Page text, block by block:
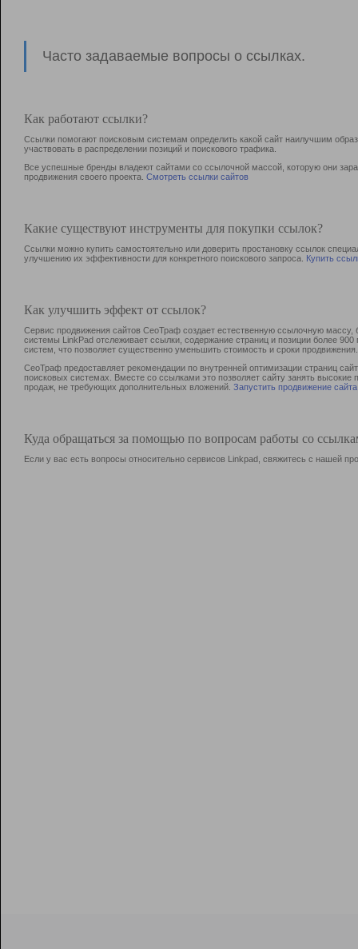
Часто задаваемые вопросы о ссылках.
Как работают ссылки?
Ссылки помогают поисковым системам определить какой сайт наилучшим
участвовать в раcпределении позиций и поискового трафика.
Все успешные бренды владеют сайтами со ссылочной массой, которую они
продвижения своего проекта. Смотреть ссылки сайтов
Какие существуют инструменты для покупки ссылок?
Ссылки можно купить самостоятельно или доверить простановку ссылок
улучшению их эффективности для конкретного поискового запроса. Купить
Как улучшить эффект от ссылок?
Сервис продвижения сайтов СеоТраф создает естественную ссылочную
системы LinkPad отслеживает ссылки, содержание страниц и позиции более
систем, что позволяет существенно уменьшить стоимость и сроки продвижения.
СеоТраф предоставляет рекомендации по внутренней оптимизации страниц
поисковых системах. Вместе со ссылками это позволяет сайту занять
продаж, не требующих дополнительных вложений. Запустить продвижение сайта
Куда обращаться за помощью по вопросам работы со
Если у вас есть вопросы относительно сервисов Linkpad, свяжитесь с нашей